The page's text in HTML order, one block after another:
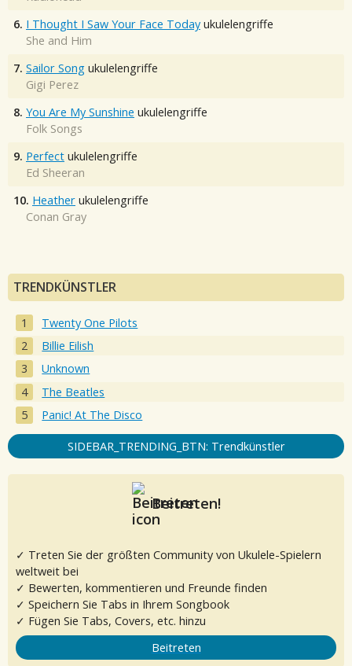
6. I Thought I Saw Your Face Today ukulelengriffe
She and Him
7. Sailor Song ukulelengriffe
Gigi Perez
8. You Are My Sunshine ukulelengriffe
Folk Songs
9. Perfect ukulelengriffe
Ed Sheeran
10. Heather ukulelengriffe
Conan Gray
TRENDKÜNSTLER
Twenty One Pilots
Billie Eilish
Unknown
The Beatles
Panic! At The Disco
SIDEBAR_TRENDING_BTN: Trendkünstler
Beitreten!
✓ Treten Sie der größten Community von Ukulele-Spielern
weltweit bei
✓ Bewerten, kommentieren und Freunde finden
✓ Speichern Sie Tabs in Ihrem Songbook
✓ Fügen Sie Tabs, Covers, etc. hinzu
Beitreten